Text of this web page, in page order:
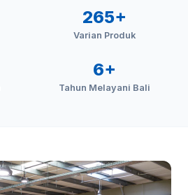
265+
Varian Produk
6+
Tahun Melayani Bali